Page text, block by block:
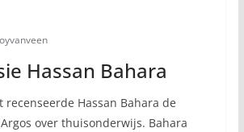
Hassan Bahara
recenseerde Hassan Bahara de
over thuisonderwijs. Bahara